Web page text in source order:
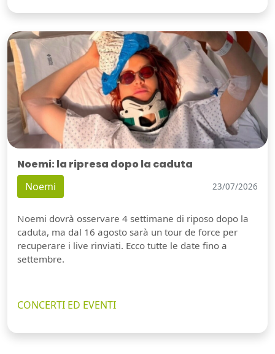
Noemi: la ripresa dopo la caduta
Noemi 23/07/2026
Noemi dovrà osservare 4 settimane di riposo dopo la
caduta, ma dal 16 agosto sarà un tour de force per
recuperare i live rinviati. Ecco tutte le date fino a
settembre.
CONCERTI ED EVENTI